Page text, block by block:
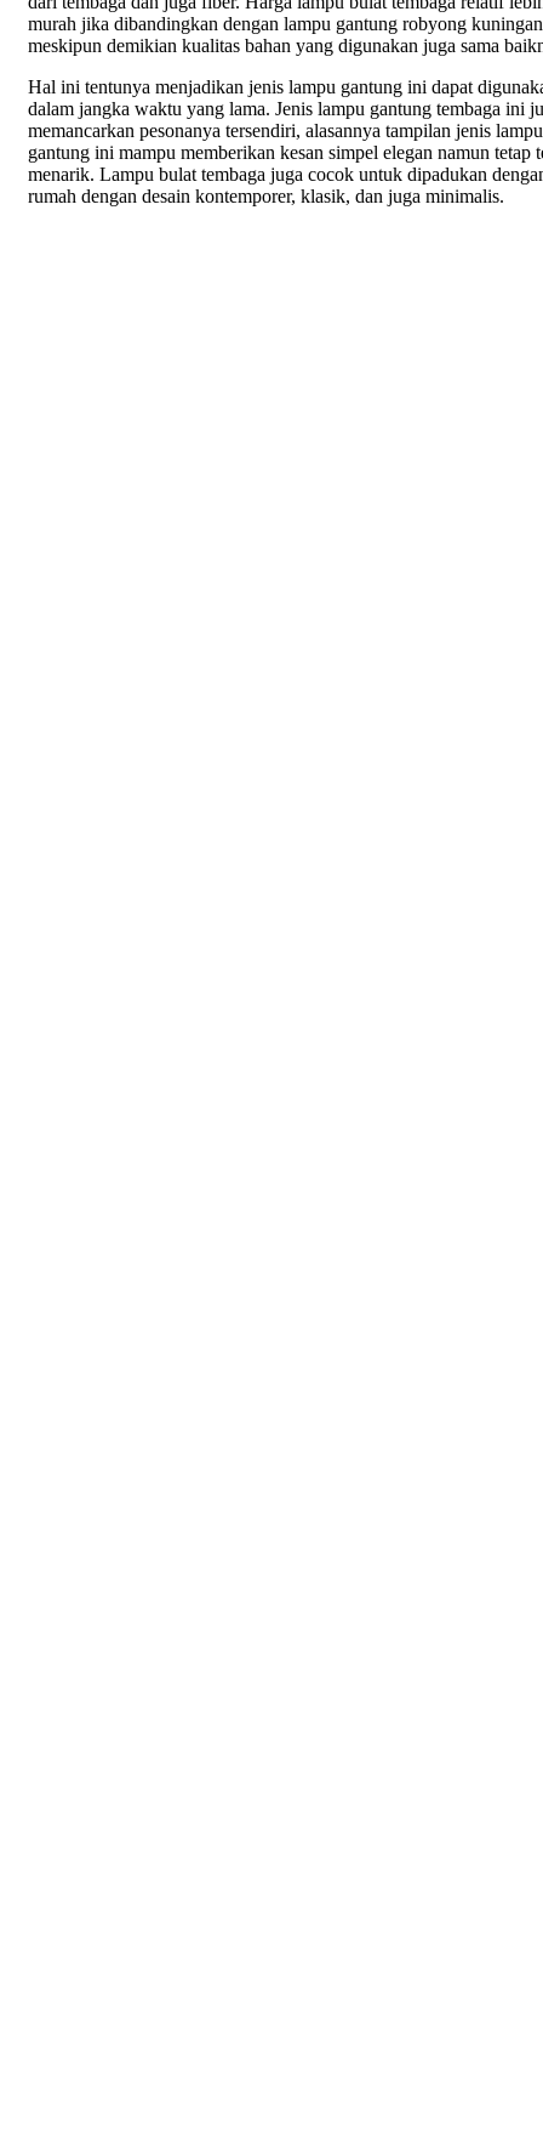
murah jika dibandingkan dengan lampu gantung robyong kuningan
meskipun demikian kualitas bahan yang digunakan juga sama
Hal ini tentunya menjadikan jenis lampu gantung ini dapat
dalam jangka waktu yang lama. Jenis lampu gantung tembaga ini
memancarkan pesonanya tersendiri, alasannya tampilan jenis lampu
gantung ini mampu memberikan kesan simpel elegan namun tetap
menarik. Lampu bulat tembaga juga cocok untuk dipadukan
rumah dengan desain kontemporer, klasik, dan juga minimalis.